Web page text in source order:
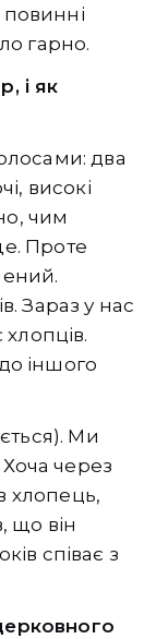
гарно.
і як
два
високі
чим
Проте
Зараз у нас
хлопців.
іншого
Ми
через
хлопець,
що він
співає з